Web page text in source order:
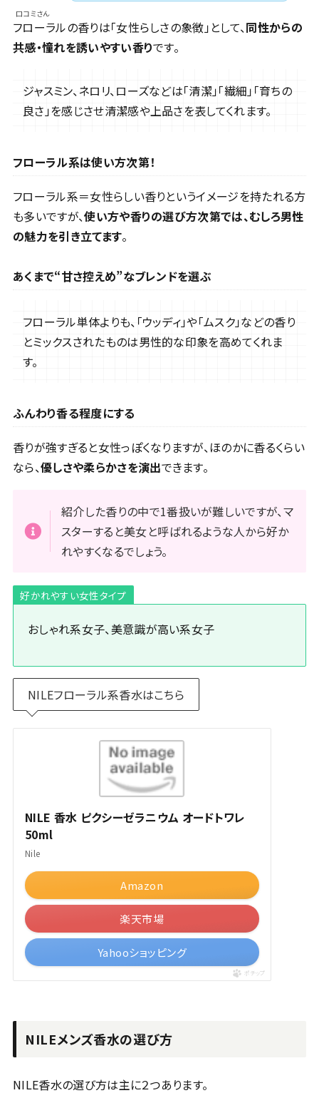
口コミさん
フローラルの香りは「女性らしさの象徴」として、同性からの
共感・憧れを誘いやすい香りです。
ジャスミン、ネロリ、ローズなどは「清潔」「繊細」「育ちの
良さ」を感じさせ清潔感や上品さを表してくれます。
フローラル系は使い方次第！
フローラル系＝女性らしい香りというイメージを持たれる方
も多いですが、使い方や香りの選び方次第では、むしろ男性
の魅力を引き立てます。
あくまで“甘さ控えめ”なブレンドを選ぶ
フローラル単体よりも、「ウッディ」や「ムスク」などの香り
とミックスされたものは男性的な印象を高めてくれま
す。
ふんわり香る程度にする
香りが強すぎると女性っぽくなりますが、ほのかに香るくらい
なら、優しさや柔らかさを演出できます。
紹介した香りの中で1番扱いが難しいですが、マ
スターすると美女と呼ばれるような人から好か
れやすくなるでしょう。
好かれやすい女性タイプ
おしゃれ系女子、美意識が高い系女子
NILEフローラル系香水はこちら
NILE 香水 ピクシーゼラニウム オードトワレ
50ml
Nile
Amazon
楽天市場
Yahooショッピング
ポチップ
NILEメンズ香水の選び方
NILE香水の選び方は主に２つあります。